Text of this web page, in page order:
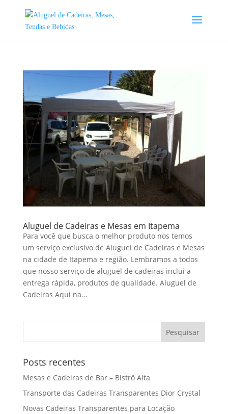
Aluguel de Cadeiras e Mesas em Itapema
Para você que busca o melhor produto nos temos
um serviço exclusivo de Aluguel de Cadeiras e Mesas
na cidade de Itapema e região. Lembramos a todos
que nosso serviço de aluguel de cadeiras inclui a
entrega rápida, produtos de qualidade. Aluguel de
Cadeiras Aqui na...
Posts recentes
Mesas e Cadeiras de Bar – Bistrô Alta
Transporte das Cadeiras Transparentes Dior Crystal
Novas Cadeiras Transparentes para Locação